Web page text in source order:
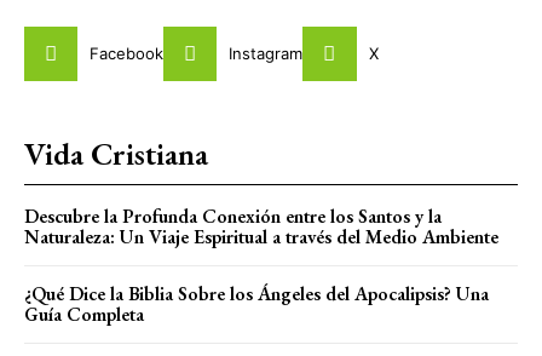
Facebook Instagram X
Vida Cristiana
Descubre la Profunda Conexión entre los Santos y la
Naturaleza: Un Viaje Espiritual a través del Medio Ambiente
¿Qué Dice la Biblia Sobre los Ángeles del Apocalipsis? Una
Guía Completa